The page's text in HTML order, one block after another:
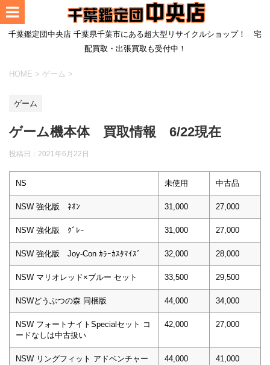
千葉鑑定団中央店 千葉県千葉市にある超大型リサイクルショップ！ 宅
配買取・出張買取も受付中！
HOME > ゲーム >
ゲーム
ゲーム機本体 買取情報 6/22現在
投稿日： 2021年6月22日
NS 未使用 中古品
NSW 強化版 ﾈｵﾝ 31,000 27,000
NSW 強化版 ｸﾞﾚｰ 31,000 27,000
NSW 強化版 Joy-Con ｶﾗｰｶｽﾀﾏｲｽﾞ 32,000 28,000
NSW マリオレッド×ブルー セット 33,500 29,500
NSWどうぶつの森 同梱版 44,000 34,000
NSW フォートナイトSpecialセット コ
ードなしは中古扱い
42,000 27,000
NSW リングフィット アドベンチャー
44,000 41,000